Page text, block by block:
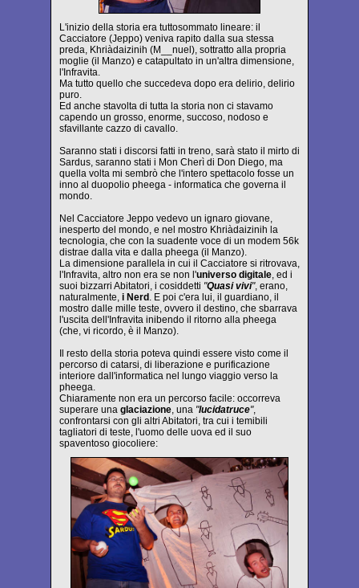
L'inizio della storia era tuttosommato lineare: il
Cacciatore (Jeppo) veniva rapito dalla sua stessa
preda, Khriàdaizinih (M__nuel), sottratto alla propria
moglie (il Manzo) e catapultato in un'altra dimensione,
l'Infravita.
Ma tutto quello che succedeva dopo era delirio, delirio
puro.
Ed anche stavolta di tutta la storia non ci stavamo
capendo un grosso, enorme, succoso, nodoso e
sfavillante cazzo di cavallo.
Saranno stati i discorsi fatti in treno, sarà stato il mirto di
Sardus, saranno stati i Mon Cherì di Don Diego, ma
quella volta mi sembrò che l'intero spettacolo fosse un
inno al duopolio pheega - informatica che governa il
mondo.
Nel Cacciatore Jeppo vedevo un ignaro giovane,
inesperto del mondo, e nel mostro Khriàdaizinih la
tecnologia, che con la suadente voce di un modem 56k
distrae dalla vita e dalla pheega (il Manzo).
La dimensione parallela in cui il Cacciatore si ritrovava,
l'Infravita, altro non era se non l'universo digitale, ed i
suoi bizzarri Abitatori, i cosiddetti "Quasi vivi", erano,
naturalmente, i Nerd . E poi c'era lui, il guardiano, il
mostro dalle mille teste, ovvero il destino, che sbarrava
l'uscita dell'Infravita inibendo il ritorno alla pheega
(che, vi ricordo, è il Manzo).
Il resto della storia poteva quindi essere visto come il
percorso di catarsi, di liberazione e purificazione
interiore dall'informatica nel lungo viaggio verso la
pheega.
Chiaramente non era un percorso facile: occorreva
superare una glaciazione, una "lucidatruce",
confrontarsi con gli altri Abitatori, tra cui i temibili
tagliatori di teste, l'uomo delle uova ed il suo
spaventoso giocoliere: